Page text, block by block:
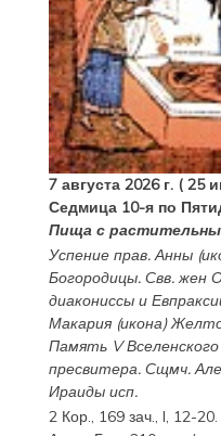
7 августа 2026 г. ( 25
Седмица 10-я по
Пища с
Успение прав.Анны(
Богородицы. Свв. жен
диакониссы и
Макария(икона)
Память V
пресвитера. Сщмч.
Ираидыисп.
2 Кор., 169 зач., I, 12-20.